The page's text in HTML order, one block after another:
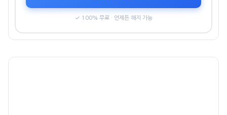
✓ 100% 무료 · 언제든 해지 가능